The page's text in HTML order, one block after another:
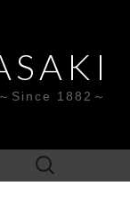
Since 1882～
検
索: